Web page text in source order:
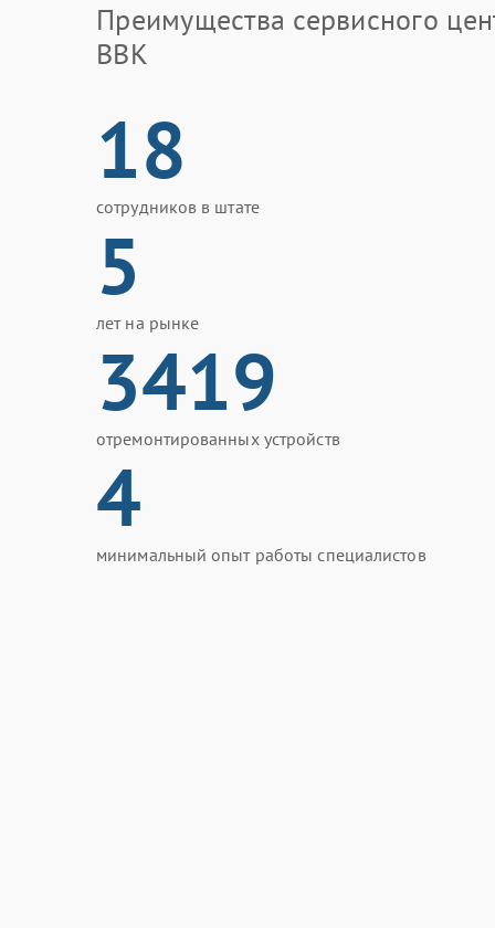
Преимущества сервисного
BBK
18
сотрудников в штате
5
лет на рынке
3419
отремонтированных устройств
4
минимальный опыт работы специалистов